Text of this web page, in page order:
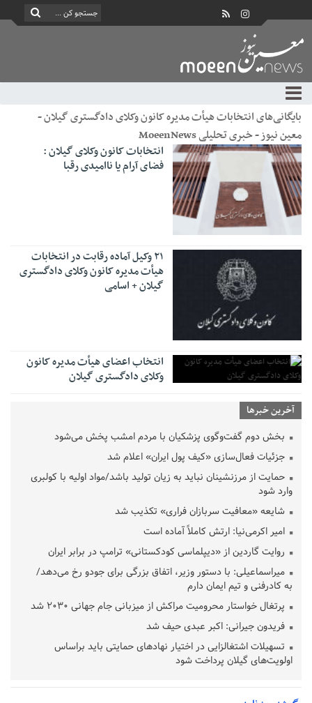
بایگانی‌های انتخابات هیأت مدیره کانون وکلای دادگستری گیلان -
معین نیوز - خبری تحلیلی MoeenNews
انتخابات کانون وکلای گیلان :
فضای آرام یا ناامیدی رقبا
۲۱ وکیل آماده رقابت در انتخابات
هیأت مدیره کانون وکلای دادگستری
گیلان + اسامی
انتخاب اعضای هیأت مدیره کانون
وکلای دادگستری گیلان
آخرین خبرها
بخش دوم گفت‌وگوی پزشکیان با مردم امشب پخش می‌شود
جزئیات فعال‌سازی «کیف پول ایران» اعلام شد
حمایت از مرزنشینان نباید به زیان تولید باشد/مواد اولیه با کولبری
وارد شود
شایعه «معافیت سربازان فراری» تکذیب شد
امیر اکرمی‌نیا: ارتش کاملاً آماده است
روایت گاردین از «دیپلماسی کودکستانی» ترامپ در برابر ایران
میراسماعیلی: با دستور وزیر، اتفاق بزرگی برای جودو رخ می‌دهد/
به کادرفنی و تیم ایمان دارم
پرتغال خواستار محرومیت مراکش از میزبانی جام جهانی ۲۰۳۰ شد
فریدون جیرانی: اکبر عبدی حیف شد
تسهیلات اشتغالزایی در اختیار نهادهای حمایتی باید براساس
اولویت‌های گیلان پرداخت شود